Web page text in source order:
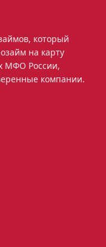
который
на карту
МФО России,
компании.